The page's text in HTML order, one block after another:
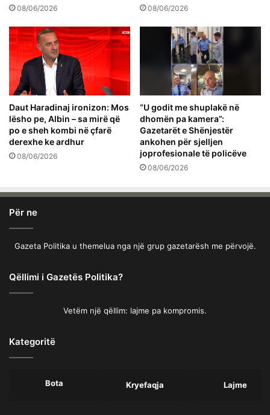
08/06/2026 08/06/2026
Daut Haradinaj ironizon: Mos
lësho pe, Albin – sa mirë që
po e sheh kombi në çfarë
derexhe ke ardhur
08/06/2026
“U godit me shuplakë në
dhomën pa kamera”:
Gazetarët e Shënjestër
ankohen për sjelljen
joprofesionale të policëve
08/06/2026
Për ne
Gazeta Politika u themelua nga një grup gazetarësh me përvojë.
Qëllimi i Gazetës Politika?
Vetëm një qëllim: lajme pa kompromis.
Kategoritë
Bota Kryefaqja Lajme